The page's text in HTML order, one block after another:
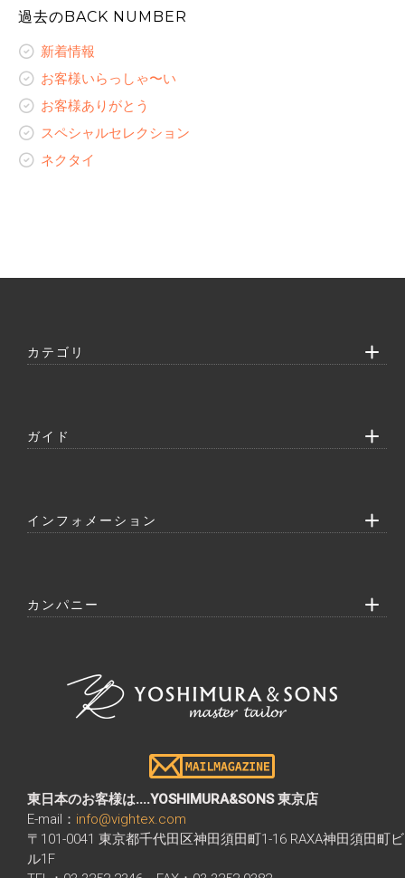
レディースコラム
ネクタイ
レディースオーダーギャラリー
ネクタイ
レディースコラム
お客様ありがとう
ネクタイ
レディースコラム
お客様いらっしゃ〜い
お客様ありがとう
スペシャルセレクション
ネクタイ
過去のBACK NUMBER
新着情報
お客様いらっしゃ〜い
お客様ありがとう
スペシャルセレクション
ネクタイ
カテゴリ
ガイド
インフォメーション
カンパニー
東日本のお客様は....YOSHIMURA&SONS 東京店
E-mail： info@vightex.com
〒101-0041 東京都千代田区神田須田町1-16 RAXA神田須田町ビ
ル1F